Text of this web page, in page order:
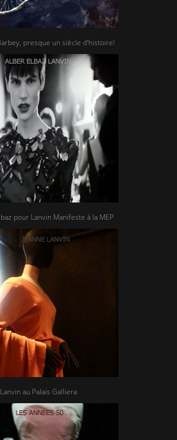
presque un siècle d’histoire!
pour Lanvin Manifeste à la MEP
au Palais Galliera